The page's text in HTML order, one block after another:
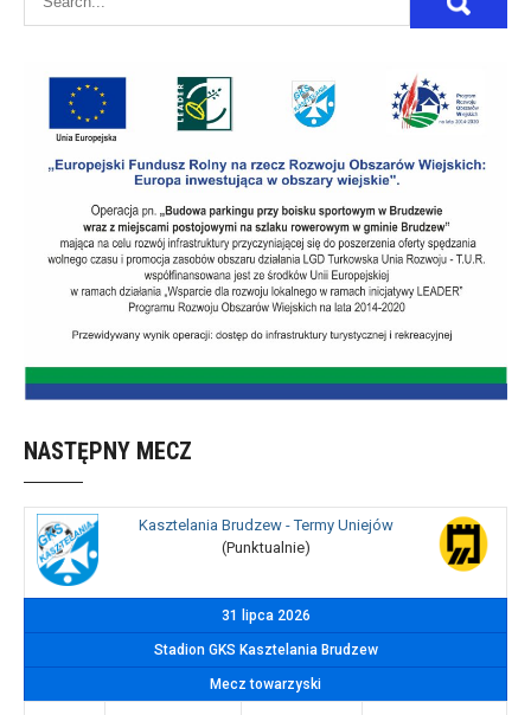
NASTĘPNY MECZ
Kasztelania Brudzew - Termy Uniejów
(Punktualnie)
31 lipca 2026
Stadion GKS Kasztelania Brudzew
Mecz towarzyski